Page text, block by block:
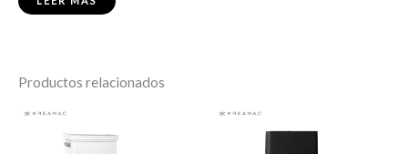
Productos relacionados